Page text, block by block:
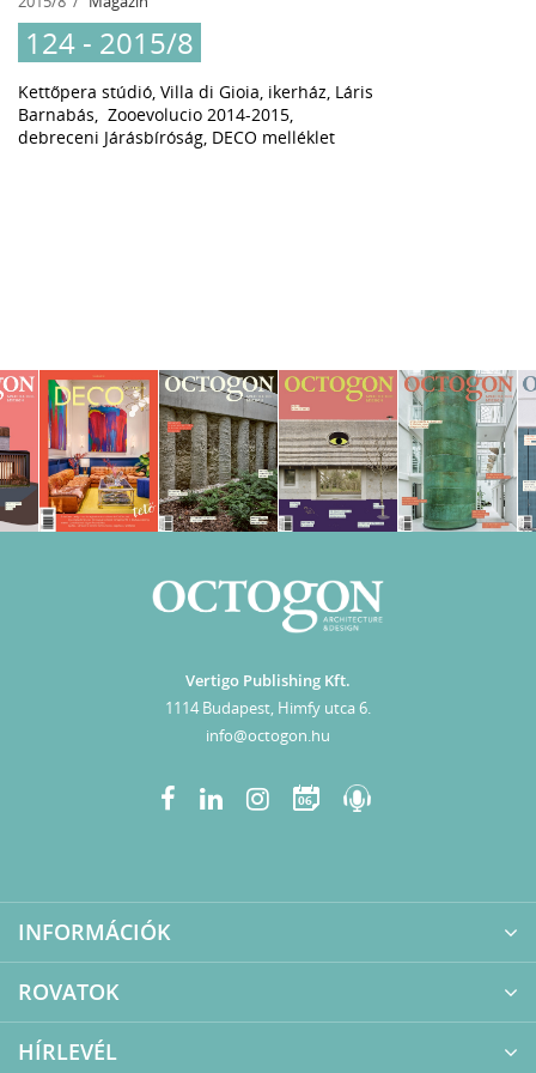
124 - 2015/8
Kettőpera stúdió, Villa di Gioia, ikerház, Láris
Barnabás, Zooevolucio 2014-2015,
debreceni Járásbíróság, DECO melléklet
Vertigo Publishing Kft.
1114 Budapest, Himfy utca 6.
info@octogon.hu
06
INFORMÁCIÓK
ROVATOK
HÍRLEVÉL